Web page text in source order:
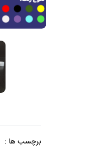
برچسب ها :